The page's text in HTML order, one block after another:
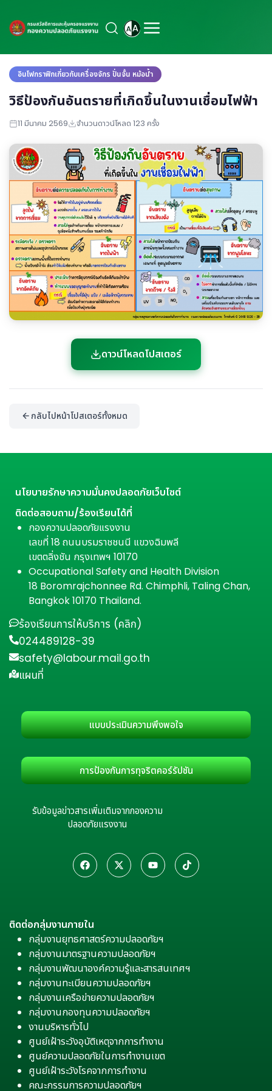
อินโฟกราฟิกเกี่ยวกับเครื่องจักร ปั่นจั้น หม้อน้ำ
วิธีป้องกันอันตรายที่เกิดขึ้นในงานเชื่อมไฟฟ้า
11 มีนาคม 2569 จำนวนดาวน์โหลด 123 ครั้ง
ดาวน์โหลดโปสเตอร์
กลับไปหน้าโปสเตอร์ทั้งหมด
นโยบายรักษาความมั่นคงปลอดภัยเว็บไซต์
ติดต่อสอบถาม/ร้องเรียนได้ที่
กองความปลอดภัยแรงงาน
เลขที่ 18 ถนนบรมราชชนนี แขวงฉิมพลี
เขตตลิ่งชัน กรุงเทพฯ 10170
Occupational Safety and Health Division
18 Boromrajchonnee Rd. Chimphli, Taling Chan,
Bangkok 10170 Thailand.
ร้องเรียนการให้บริการ (คลิก)
024489128-39
safety@labour.mail.go.th
แผนที่
แบบประเมินความพึงพอใจ
การป้องกันการทุจริตคอร์รัปชัน
รับข้อมูลข่าวสารเพิ่มเติมจากกองความ
ปลอดภัยแรงงาน
ติดต่อกลุ่มงานภายใน
กลุ่มงานยุทธศาสตร์ความปลอดภัยฯ
กลุ่มงานมาตรฐานความปลอดภัยฯ
กลุ่มงานพัฒนาองค์ความรู้และสารสนเทศฯ
กลุ่มงานทะเบียนความปลอดภัยฯ
กลุ่มงานเครือข่ายความปลอดภัยฯ
กลุ่มงานกองทุนความปลอดภัยฯ
งานบริหารทั่วไป
ศูนย์เฝ้าระวังอุบัติเหตุจากการทำงาน
ศูนย์ความปลอดภัยในการทำงานเขต
ศูนย์เฝ้าระวังโรคจากการทำงาน
คณะกรรมการความปลอดภัยฯ